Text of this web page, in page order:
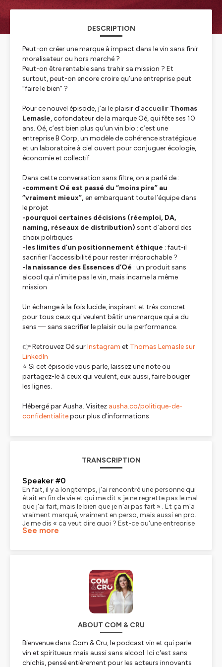
DESCRIPTION
Peut-on créer une marque à impact dans le vin sans finir
moralisateur ou hors marché ?
Peut-on être rentable sans trahir sa mission ? Et
surtout, peut-on encore croire qu’une entreprise peut
“faire le bien” ?
Pour ce nouvel épisode, j’ai le plaisir d’accueillir Thomas
Lemasle, cofondateur de la marque Oé, qui fête ses 10
ans. Oé, c’est bien plus qu’un vin bio : c’est une
entreprise B Corp, un modèle de cohérence stratégique
et un laboratoire à ciel ouvert pour conjuguer écologie,
économie et collectif.
Dans cette conversation sans filtre, on a parlé de :
-comment Oé est passé du “moins pire” au
“vraiment mieux”, en embarquant toute l’équipe dans
le projet
-pourquoi certaines décisions (réemploi, DA,
naming, réseaux de distribution) sont d’abord des
choix politiques
-les limites d’un positionnement éthique : faut-il
sacrifier l’accessibilité pour rester irréprochable ?
-la naissance des Essences d’Oé : un produit sans
alcool qui n’imite pas le vin, mais incarne la même
mission
Un échange à la fois lucide, inspirant et très concret
pour tous ceux qui veulent bâtir une marque qui a du
sens — sans sacrifier le plaisir ou la performance.
👉 Retrouvez Oé surInstagram et Thomas Lemasle sur
LinkedIn
⭐ Si cet épisode vous parle, laissez une note ou
partagez-le à ceux qui veulent, eux aussi, faire bouger
les lignes.
Hébergé par Ausha. Visitez ausha.co/politique-de-
confidentialitepour plus d'informations.
TRANSCRIPTION
Speaker #0
En fait, il y a longtemps, j'ai rencontré une personne qui
était en fin de vie et qui me dit « je ne regrette pas le mal
que j'ai fait, mais le bien que je n'ai pas fait » . Et ça m'a
vraiment marqué, vraiment en perso, mais aussi en pro.
Je me dis « ça veut dire quoi ? Est-ce qu'une entreprise
peut faire le bien ? »
spiritueux. Je m'appelle Eva Crétois, je suis stratège de
marque vin et spiritueux et la fondatrice de Comme et
Cru. Et depuis trois ans, avec Comme et Cru,
j'accompagne les acteurs innovants et ambitieux du
vin, des spiritueux et du sans-alcool à devenir des
créer des marques impactantes en phase A-K, réalité
terrain et les attentes des consommateurs. Alors avec
mon invité du jour, on va répondre à une question
essentielle pour toute marque, que ce soit une marque
de vin, une marque de spiritueux ou une marque de
See more
ABOUT COM & CRU
Bienvenue dans Com & Cru, le podcast vin et qui parle
vin et spiritueux mais aussi sans alcool. Ici c'est sans
chichis, pensé entièrement pour les acteurs innovants